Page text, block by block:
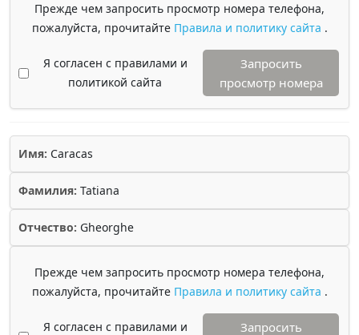
Прежде чем запросить просмотр номера телефона,
пожалуйста, прочитайте Правила и политику сайта .
Я согласен с правилами и
политикой сайта
Запросить
просмотр номера
Имя: Caracas
Фамилия: Tatiana
Отчество: Gheorghe
Прежде чем запросить просмотр номера телефона,
пожалуйста, прочитайте Правила и политику сайта .
Я согласен с правилами и Запросить